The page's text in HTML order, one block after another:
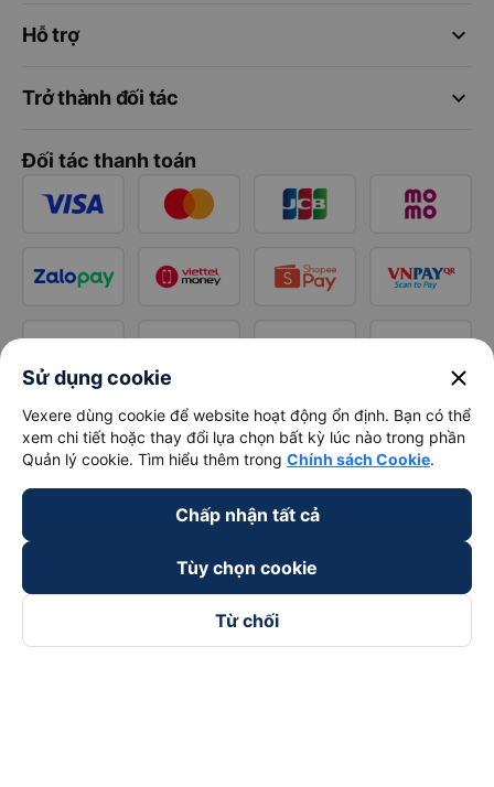
keyboard_arrow_down
Hỗ trợ
keyboard_arrow_down
Trở thành đối tác
Đối tác thanh toán
Sử dụng cookie close
Vexere dùng cookie để website hoạt động ổn định. Bạn có thể
xem chi tiết hoặc thay đổi lựa chọn bất kỳ lúc nào trong phần
Quản lý cookie. Tìm hiểu thêm trong Chính sách Cookie.
Chấp nhận tất cả
Tùy chọn cookie
Từ chối